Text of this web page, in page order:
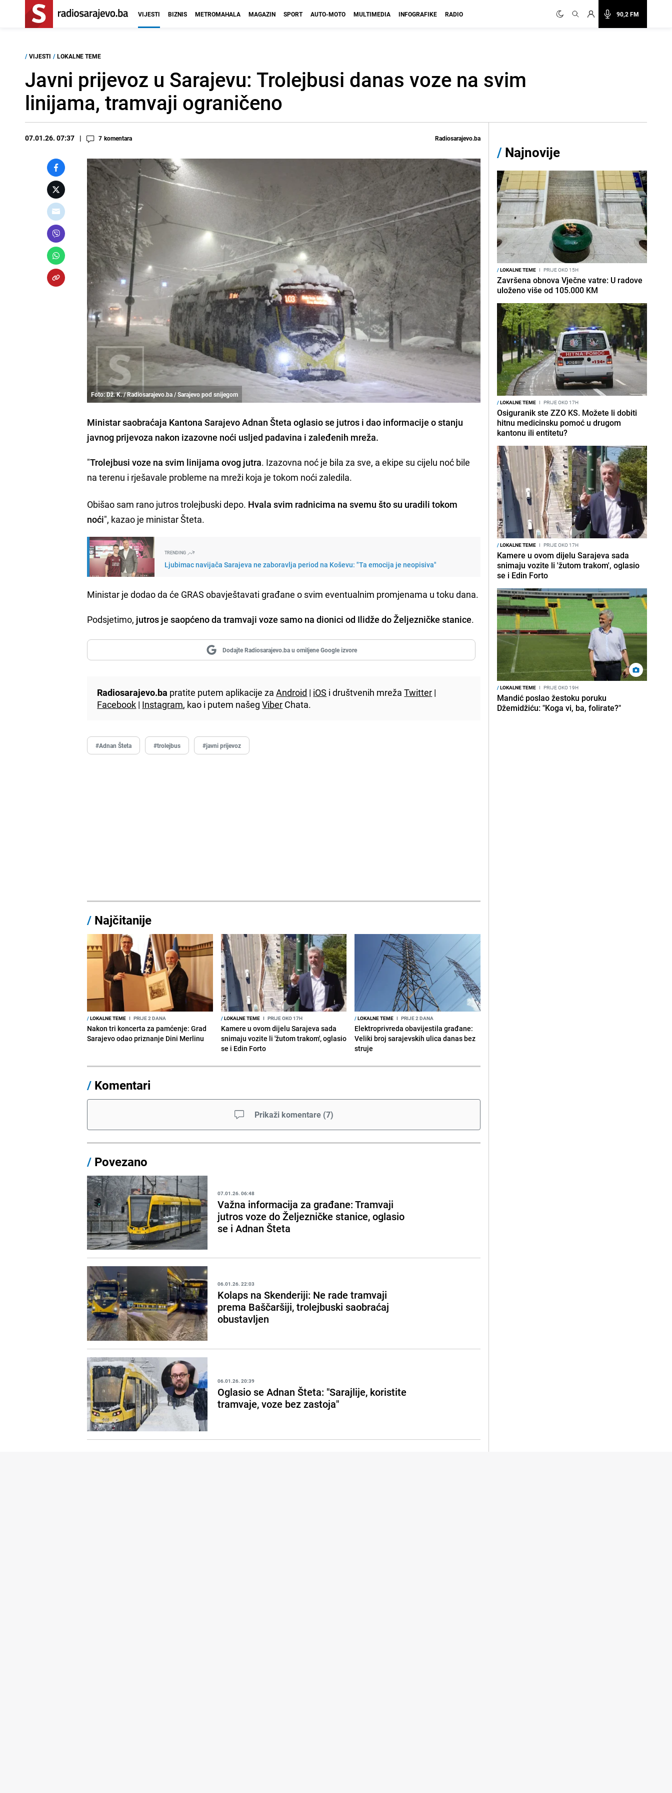
90,2 FM
VIJESTI BIZNIS METROMAHALA MAGAZIN SPORT AUTO-MOTO MULTIMEDIA INFOGRAFIKE RADIO
/ VIJESTI / LOKALNE TEME
Javni prijevoz u Sarajevu: Trolejbusi danas voze na svim
linijama, tramvaji ograničeno
07.01.26. 07:37 7 komentara Radiosarajevo.ba
Foto: Dž. K. / Radiosarajevo.ba / Sarajevo pod snijegom
Ministar saobraćaja Kantona Sarajevo Adnan Šteta oglasio se jutros i dao informacije o stanju
javnog prijevoza nakon izazovne noći usljed padavina i zaleđenih mreža.
"Trolejbusi voze na svim linijama ovog jutra. Izazovna noć je bila za sve, a ekipe su cijelu noć bile
na terenu i rješavale probleme na mreži koja je tokom noći zaledila.
Obišao sam rano jutros trolejbuski depo. Hvala svim radnicima na svemu što su uradili tokom
noći", kazao je ministar Šteta.
TRENDING
Ljubimac navijača Sarajeva ne zaboravlja period na Koševu: "Ta emocija je neopisiva"
Ministar je dodao da će GRAS obavještavati građane o svim eventualnim promjenama u toku dana.
Podsjetimo, jutros je saopćeno da tramvaji voze samo na dionici od Ilidže do Željezničke stanice.
Dodajte Radiosarajevo.ba u omiljene Google izvore
Radiosarajevo.ba pratite putem aplikacije zaAndroid | iOS i društvenih mrežaTwitter |
Facebook | Instagram, kao i putem našegViber Chata.
#Adnan Šteta #trolejbus #javni prijevoz
/ Najčitanije
/LOKALNE TEME I PRIJE 2 DANA
Nakon tri koncerta za pamćenje: Grad
Sarajevo odao priznanje Dini Merlinu
/LOKALNE TEME I PRIJE OKO 17H
Kamere u ovom dijelu Sarajeva sada
snimaju vozite li 'žutom trakom', oglasio
se i Edin Forto
/LOKALNE TEME I PRIJE 2 DANA
Elektroprivreda obavijestila građane:
Veliki broj sarajevskih ulica danas bez
struje
/ Komentari
Prikaži komentare (7)
/ Povezano
07.01.26. 06:48
Važna informacija za građane: Tramvaji
jutros voze do Željezničke stanice, oglasio
se i Adnan Šteta
06.01.26. 22:03
Kolaps na Skenderiji: Ne rade tramvaji
prema Baščaršiji, trolejbuski saobraćaj
obustavljen
06.01.26. 20:39
Oglasio se Adnan Šteta: "Sarajlije, koristite
tramvaje, voze bez zastoja"
/ Najnovije
/LOKALNE TEME I PRIJE OKO 15H
Završena obnova Vječne vatre: U radove
uloženo više od 105.000 KM
/LOKALNE TEME I PRIJE OKO 17H
Osiguranik ste ZZO KS. Možete li dobiti
hitnu medicinsku pomoć u drugom
kantonu ili entitetu?
/LOKALNE TEME I PRIJE OKO 17H
Kamere u ovom dijelu Sarajeva sada
snimaju vozite li 'žutom trakom', oglasio
se i Edin Forto
/LOKALNE TEME I PRIJE OKO 19H
Mandić poslao žestoku poruku
Džemidžiću: "Koga vi, ba, folirate?"